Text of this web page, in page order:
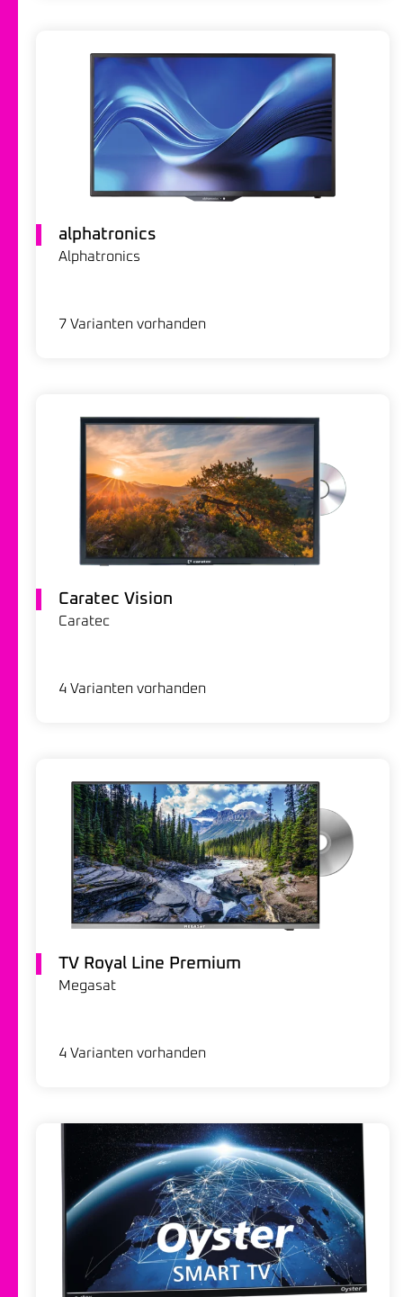
alphatronics
Alphatronics
7 Varianten vorhanden
Caratec Vision
Caratec
4 Varianten vorhanden
TV Royal Line Premium
Megasat
4 Varianten vorhanden